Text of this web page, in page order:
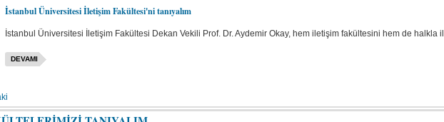
İstanbul Üniversitesi İletişim Fakültesi'ni tanıyalım
İstanbul Üniversitesi İletişim Fakültesi Dekan Vekili Prof. Dr. Aydemir Okay, hem iletişim fakültesini hem de halkla
DEVAMI